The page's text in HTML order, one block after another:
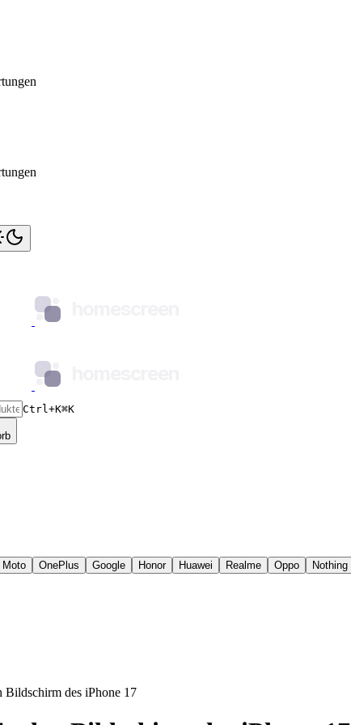
Ctrl+K⌘K
Moto OnePlus Google Honor Huawei Realme Oppo Nothing
Bildschirm des iPhone 17